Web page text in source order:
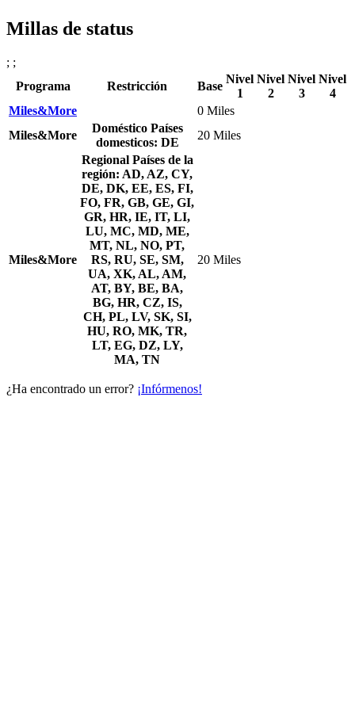
Millas de status
; ;
Programa
Restricción Base
Nivel
1
Nivel
2
Nivel
3
Nivel
4
Miles&More
0 Miles
Miles&More
Doméstico Países
domesticos: DE
20 Miles
Miles&More
Regional Países de la
región: AD, AZ, CY,
DE, DK, EE, ES, FI,
FO, FR, GB, GE, GI,
GR, HR, IE, IT, LI,
LU, MC, MD, ME,
MT, NL, NO, PT,
RS, RU, SE, SM,
UA, XK, AL, AM,
AT, BY, BE, BA,
BG, HR, CZ, IS,
CH, PL, LV, SK, SI,
HU, RO, MK, TR,
LT, EG, DZ, LY,
MA, TN
20 Miles
¿Ha encontrado un error? ¡Infórmenos!